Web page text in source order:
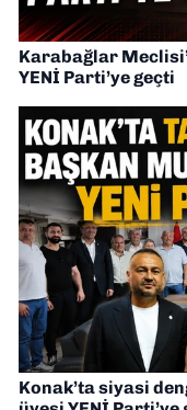
Karabağlar
YENİ Parti’ye geçti
Konak’ta siyasi